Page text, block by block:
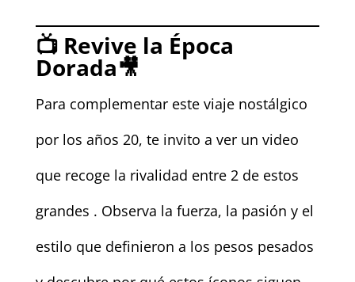
📺 Revive la Época
Dorada🎥
Para complementar este viaje nostálgico
por los años 20, te invito a ver un video
que recoge la rivalidad entre 2 de estos
grandes . Observa la fuerza, la pasión y el
estilo que definieron a los pesos pesados